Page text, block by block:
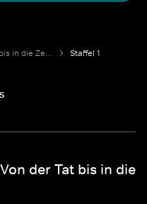
Mord - Von der Tat bis in die Zelle Staffel 1
der Tat bis in die